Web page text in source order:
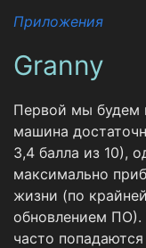
Приложения
Granny
Первой мы будем
машина
3,4 балла из 10),
максимально
жизни (по
обновлением ПО).
часто